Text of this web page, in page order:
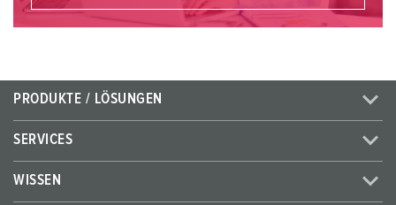
PRODUKTE / LÖSUNGEN
SERVICES
WISSEN